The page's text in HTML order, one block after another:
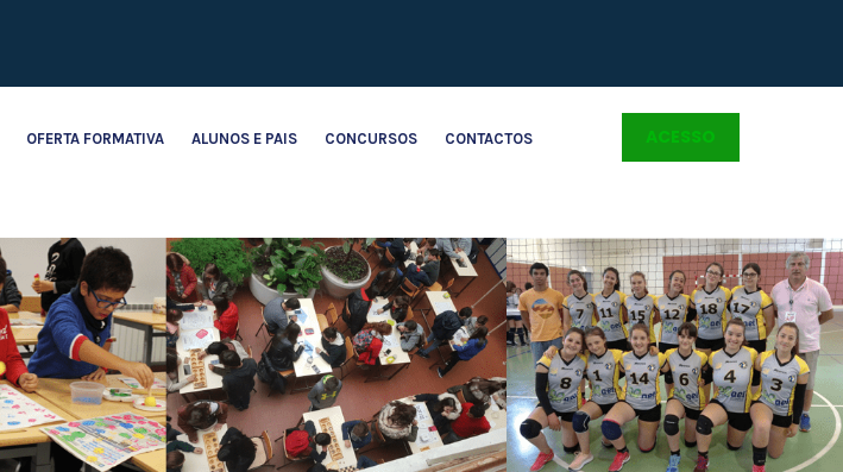
OFERTA FORMATIVA ALUNOS E PAIS CONCURSOS CONTACTOS ACESSO